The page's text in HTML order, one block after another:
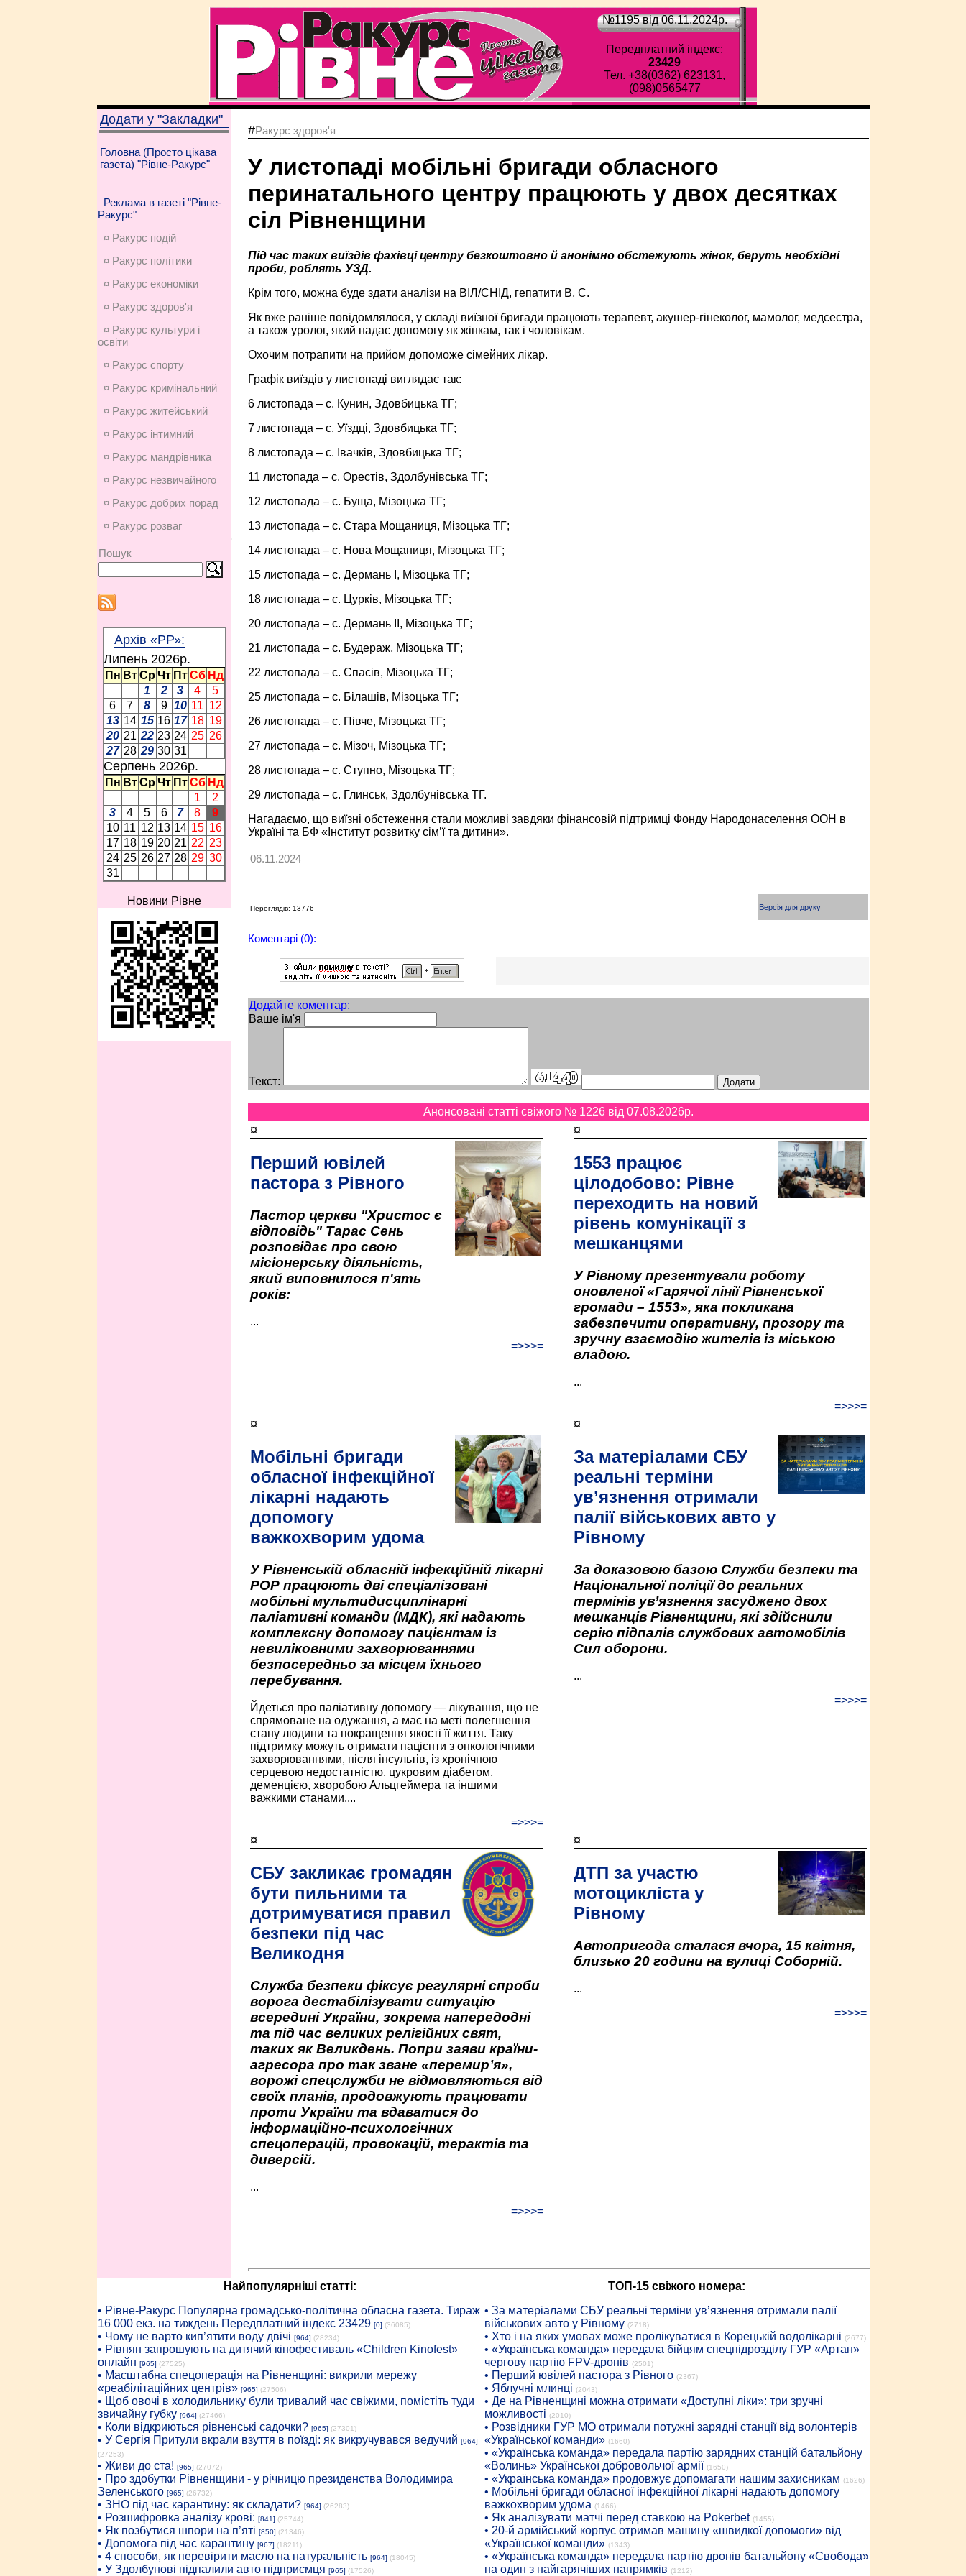
№1195 від 06.11.2024p.
Передплатний індекс:
23429
Тел. +38(0362) 623131,
(098)0565477
Додати у "Закладки"
Головна (Просто цікава
газета) "Рівне-Ракурс"
Реклама в газеті "Рівне-
Ракурс"
¤ Ракурс подій
¤ Ракурс політики
¤ Ракурс економiки
¤ Ракурс здоров'я
¤ Ракурс культури і
освіти
¤ Ракурс спорту
¤ Ракурс кримінальний
¤ Ракурс житейський
¤ Ракурс інтимний
¤ Ракурс мандрівника
¤ Ракурс незвичайного
¤ Ракурс добрих порад
¤ Ракурс розваг
Пошук
Архів «РР»:
Липень 2026p.
Пн Вт Ср Чт Пт Сб Нд
1
2 3 4
5
6
7 8 9 10 11 12
13 14 15 16 17 18 19
20 21 22 23 24 25 26
27 28 29 30 31
Серпень 2026p.
Пн Вт Ср Чт Пт Сб Нд
1
2
3
4 5 6 7 8
9
10 11 12 13 14 15 16
17 18 19 20 21 22 23
24 25 26 27 28 29 30
31
Новини Рівне
#Ракурс здоров'я
У листопаді мобільні бригади обласного
перинатального центру працюють у двох десятках
сіл Рівненщини
Під час таких виїздів фахівці центру безкоштовно й анонімно обстежують жінок, беруть необхідні
проби, роблять УЗД.
Крім того, можна буде здати аналізи на ВІЛ/СНІД, гепатити В, С.
Як вже раніше повідомлялося, у складі виїзної бригади працюють терапевт, акушер-гінеколог, мамолог, медсестра,
а також уролог, який надає допомогу як жінкам, так і чоловікам.
Охочим потрапити на прийом допоможе сімейних лікар.
Графік виїздів у листопаді виглядає так:
6 листопада – с. Кунин, Здовбицька ТГ;
7 листопада – с. Уїздці, Здовбицька ТГ;
8 листопада – с. Івачків, Здовбицька ТГ;
11 листопада – с. Орестів, Здолбунівська ТГ;
12 листопада – с. Буща, Мізоцька ТГ;
13 листопада – с. Стара Мощаниця, Мізоцька ТГ;
14 листопада – с. Нова Мощаниця, Мізоцька ТГ;
15 листопада – с. Дермань І, Мізоцька ТГ;
18 листопада – с. Цурків, Мізоцька ТГ;
20 листопада – с. Дермань ІІ, Мізоцька ТГ;
21 листопада – с. Будераж, Мізоцька ТГ;
22 листопада – с. Спасів, Мізоцька ТГ;
25 листопада – с. Білашів, Мізоцька ТГ;
26 листопада – с. Півче, Мізоцька ТГ;
27 листопада – с. Мізоч, Мізоцька ТГ;
28 листопада – с. Ступно, Мізоцька ТГ;
29 листопада – с. Глинськ, Здолбунівська ТГ.
Нагадаємо, що виїзні обстеження стали можливі завдяки фінансовій підтримці Фонду Народонаселення ООН в
Україні та БФ «Інститут розвитку сім’ї та дитини».
06.11.2024
Переглядів: 13776 Версія для друку
Коментарі (0):
Додайте коментар:
Ваше ім'я
Текст:
Анонсовані статті свіжого № 1226 від 07.08.2026p.
¤
Перший ювілей
пастора з Рівного
Пастор церкви "Христос є
відповідь" Тарас Сень
розповідає про свою
місіонерську діяльність,
який виповнилося п'ять
років:
...
=>>>=
¤
1553 працює
цілодобово: Рівне
переходить на новий
рівень комунікації з
мешканцями
У Рівному презентували роботу
оновленої «Гарячої лінії Рівненської
громади – 1553», яка покликана
забезпечити оперативну, прозору та
зручну взаємодію жителів із міською
владою.
...
=>>>=
¤
Мобільні бригади
обласної інфекційної
лікарні надають
допомогу
важкохворим удома
У Рівненській обласній інфекційній лікарні
РОР працюють дві спеціалізовані
мобільні мультидисциплінарні
паліативні команди (МДК), які надають
комплексну допомогу пацієнтам із
невиліковними захворюваннями
безпосередньо за місцем їхнього
перебування.
Йдеться про паліативну допомогу — лікування, що не
спрямоване на одужання, а має на меті полегшення
стану людини та покращення якості її життя. Таку
підтримку можуть отримати пацієнти з онкологічними
захворюваннями, після інсультів, із хронічною
серцевою недостатністю, цукровим діабетом,
деменцією, хворобою Альцгеймера та іншими
важкими станами....
=>>>=
¤
За матеріалами СБУ
реальні терміни
ув’язнення отримали
палії військових авто у
Рівному
За доказовою базою Служби безпеки та
Національної поліції до реальних
термінів ув’язнення засуджено двох
мешканців Рівненщини, які здійснили
серію підпалів службових автомобілів
Сил оборони.
...
=>>>=
¤
СБУ закликає громадян
бути пильними та
дотримуватися правил
безпеки під час
Великодня
Служба безпеки фіксує регулярні спроби
ворога дестабілізувати ситуацію
всередині України, зокрема напередодні
та під час великих релігійних свят,
таких як Великдень. Попри заяви країни-
агресора про так зване «перемир’я»,
ворожі спецслужби не відмовляються від
своїх планів, продовжують працювати
проти України та вдаватися до
інформаційно-психологічних
спецоперацій, провокацій, терактів та
диверсій.
...
=>>>=
¤
ДТП за участю
мотоцикліста у
Рівному
Автопригода сталася вчора, 15 квітня,
близько 20 години на вулиці Соборній.
...
=>>>=
Найпопулярніші статті:
• Рiвне-Ракурс Популярна громадсько-політична обласна газета. Тираж
16 000 екз. на тиждень Передплатний індекс 23429 [0] (36085)
• Чому не варто кип’ятити воду двічі [964] (28234)
• Рівнян запрошують на дитячий кінофестиваль «Children Kinofest»
онлайн [965] (27525)
• Масштабна спецоперація на Рівненщині: викрили мережу
«реабілітаційних центрів» [965] (27506)
• Щоб овочі в холодильнику були тривалий час свіжими, помістіть туди
звичайну губку [964] (27466)
• Коли відкриються рівненські садочки? [965] (27301)
• У Сергія Притули вкрали взуття в поїзді: як викручувався ведучий [964]
(27253)
• Живи до ста! [965] (27072)
• Про здобутки Рівненщини - у річницю президенства Володимира
Зеленського [965] (26732)
• ЗНО під час карантину: як складати? [964] (26283)
• Розшифровка аналізу крові: [841] (25744)
• Як позбутися шпори на п’яті [850] (21346)
• Допомога під час карантину [967] (18211)
• 4 способи, як перевірити масло на натуральність [964] (18045)
• У Здолбунові підпалили авто підприємця [965] (17526)
ТОП-15 свіжого номера:
• За матеріалами СБУ реальні терміни ув’язнення отримали палії
військових авто у Рівному (2718)
• Хто і на яких умовах може пролікуватися в Корецькій водолікарні (2677)
• «Українська команда» передала бійцям спецпідрозділу ГУР «Артан»
чергову партію FPV-дронів (2501)
• Перший ювілей пастора з Рівного (2367)
• Яблучні млинці (2043)
• Де на Рівненщині можна отримати «Доступні ліки»: три зручні
можливості (2010)
• Розвідники ГУР МО отримали потужні зарядні станції від волонтерів
«Української команди» (1660)
• «Українська команда» передала партію зарядних станцій батальйону
«Волинь» Української добровольчої армії (1650)
• «Українська команда» продовжує допомагати нашим захисникам (1626)
• Мобільні бригади обласної інфекційної лікарні надають допомогу
важкохворим удома (1466)
• Як аналізувати матчі перед ставкою на Pokerbet (1455)
• 20-й армійський корпус отримав машину «швидкої допомоги» від
«Української команди» (1343)
• «Українська команда» передала партію дронів батальйону «Свобода»
на один з найгарячіших напрямків (1212)